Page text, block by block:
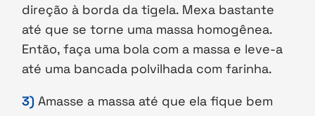
direção à borda da tigela. Mexa bastante
até que se torne uma massa homogênea.
Então, faça uma bola com a massa e leve-a
até uma bancada polvilhada com farinha.
3)Amasse a massa até que ela fique bem